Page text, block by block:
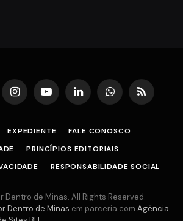
InstagramYouTubeLinkedInWhatsAppRSS
EXPEDIENTE
FALE CONOSCO
PRINCÍPIOS EDITORIAIS
RESPONSABILIDADE SOCIAL
Dentro de Minas. All Rights Reserved.
Dentro de Minas em parceria com Agência